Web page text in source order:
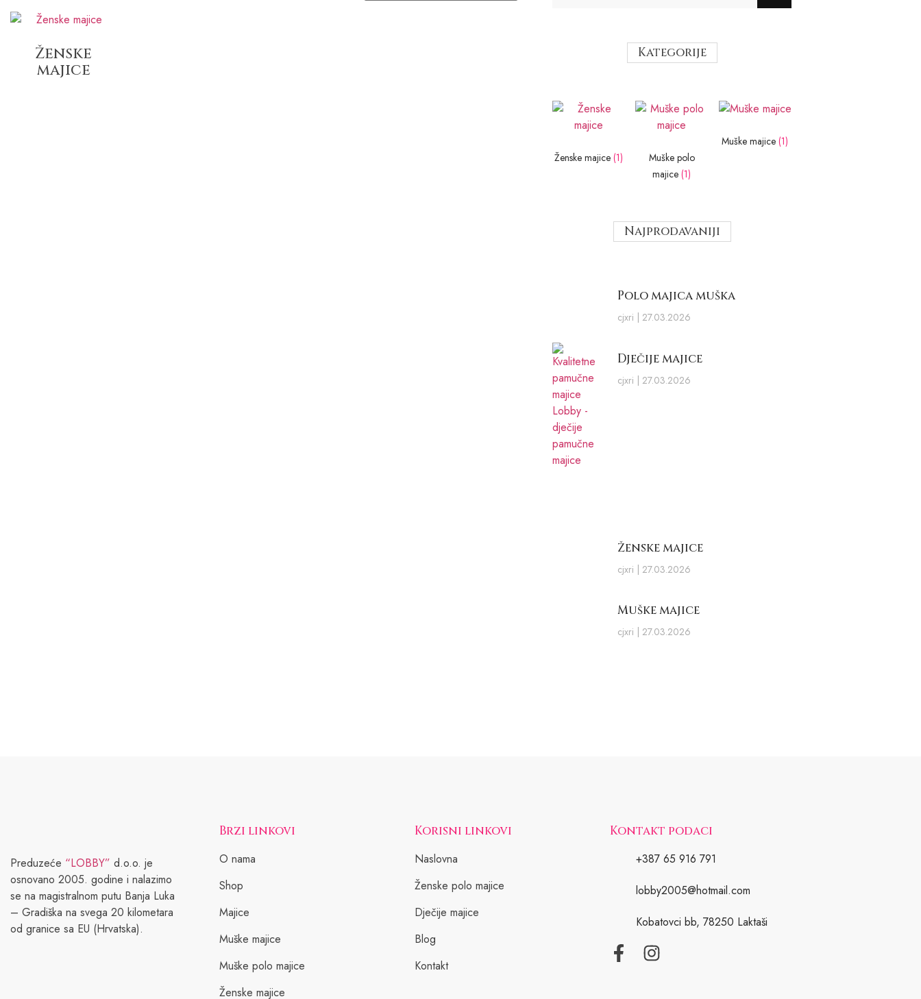
Ženske
majice
Kategorije
Ženske majice(1)
Muške polo
majice(1)
Muške majice(1)
Najprodavaniji
Polo majica muška
cjxri 27.03.2026
Dječije majice
cjxri 27.03.2026
Ženske majice
cjxri 27.03.2026
Muške majice
cjxri 27.03.2026
Preduzeće “LOBBY” d.o.o. je
osnovano 2005. godine i nalazimo
se na magistralnom putu Banja Luka
– Gradiška na svega 20 kilometara
od granice sa EU (Hrvatska).
Brzi linkovi
O nama
Shop
Majice
Muške majice
Muške polo majice
Ženske majice
Korisni linkovi
Naslovna
Ženske polo majice
Dječije majice
Blog
Kontakt
Kontakt podaci
+387 65 916 791
lobby2005@hotmail.com
Kobatovci bb, 78250 Laktaši